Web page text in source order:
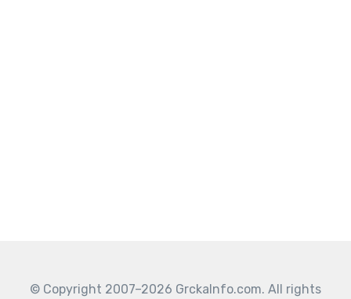
© Copyright 2007–2026 GrckaInfo.com. All rights